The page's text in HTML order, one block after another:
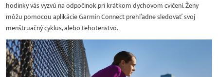
hodinky vás vyzvú na odpočinok pri krátkom dychovom cvičení. Ženy
môžu pomocou aplikácie Garmin Connect prehľadne sledovať svoj
menštruačný cyklus, alebo tehotenstvo.